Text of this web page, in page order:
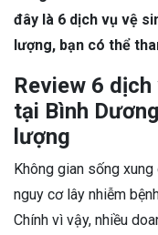
đây là 6 dịch vụ vệ
lượng, bạn có thể
Review 6
tại Bình
lượng
Không gian sống
nguy cơ lây nhiễm
Chính vì vậy, nhiều